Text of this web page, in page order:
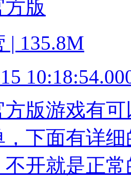
版
| 135.8M
版游戏有
下面有详
开就是正